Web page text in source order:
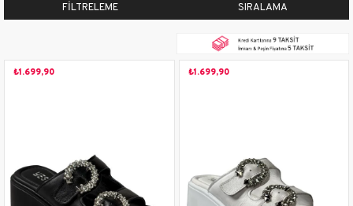
FILTRELEME SIRALAMA
₺1.699,90 ₺1.699,90